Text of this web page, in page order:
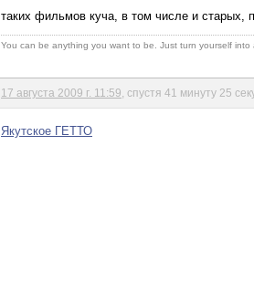
таких фильмов куча, в том числе и старых,
You can be anything you want to be. Just turn yourself
17 августа 2009 г. 11:59 , спустя 41 минуту 25
Якутское ГЕТТО